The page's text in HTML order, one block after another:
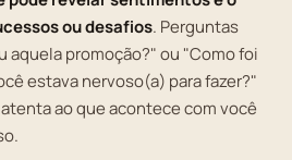
ou desafios. Perguntas
aquela promoção?" ou "Como foi
estava nervoso(a) para fazer?"
ao que acontece com você